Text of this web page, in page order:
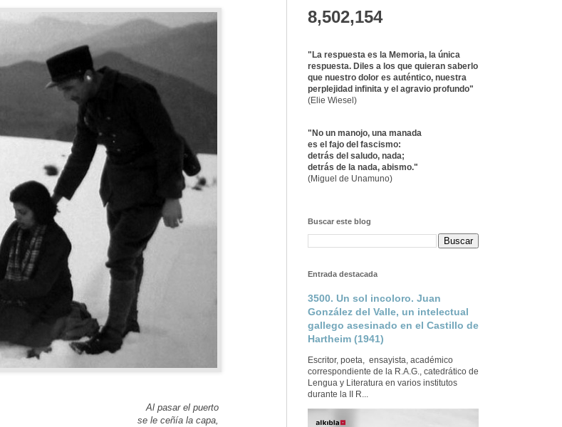
Al pasar el puerto
se le ceñía la capa,
8,502,154
"La respuesta es la Memoria, la única
respuesta. Diles a los que quieran saberlo
que nuestro dolor es auténtico, nuestra
perplejidad infinita y el agravio profundo"
(Elie Wiesel)
"No un manojo, una manada
es el fajo del fascismo:
detrás del saludo, nada;
detrás de la nada, abismo."
(Miguel de Unamuno)
Buscar este blog
Entrada destacada
3500. Un sol incoloro. Juan
González del Valle, un intelectual
gallego asesinado en el Castillo de
Hartheim (1941)
Escritor, poeta, ensayista, académico
correspondiente de la R.A.G., catedrático de
Lengua y Literatura en varios institutos
durante la II R...